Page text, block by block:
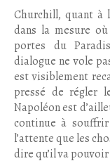
Churchill, quant
dans la mesure
portes du
dialogue ne vole
est visiblement
pressé de régler
Napoléon est
continue à
l’attente que les
dire qu’il va